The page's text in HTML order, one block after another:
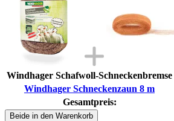
Windhager Schafwoll-Schneckenbremse
Windhager Schneckenzaun 8 m
Gesamtpreis:
Beide in den Warenkorb